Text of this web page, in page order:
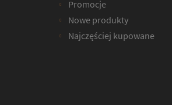
Promocje
Nowe produkty
Najczęściej kupowane